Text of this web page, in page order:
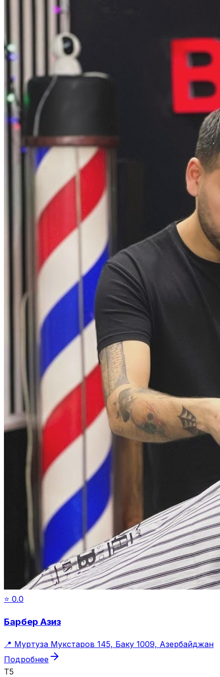
⭐ 0.0
Барбер Азиз
📍 Муртуза Мукстаров 145, Баку 1009, Азербайджан
Подробнее
T5